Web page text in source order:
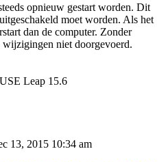
opnieuw gestart worden. Dit
moet worden. Als het
dan de computer. Zonder
niet doorgevoerd.
Leap 15.6
13, 2015 10:34 am